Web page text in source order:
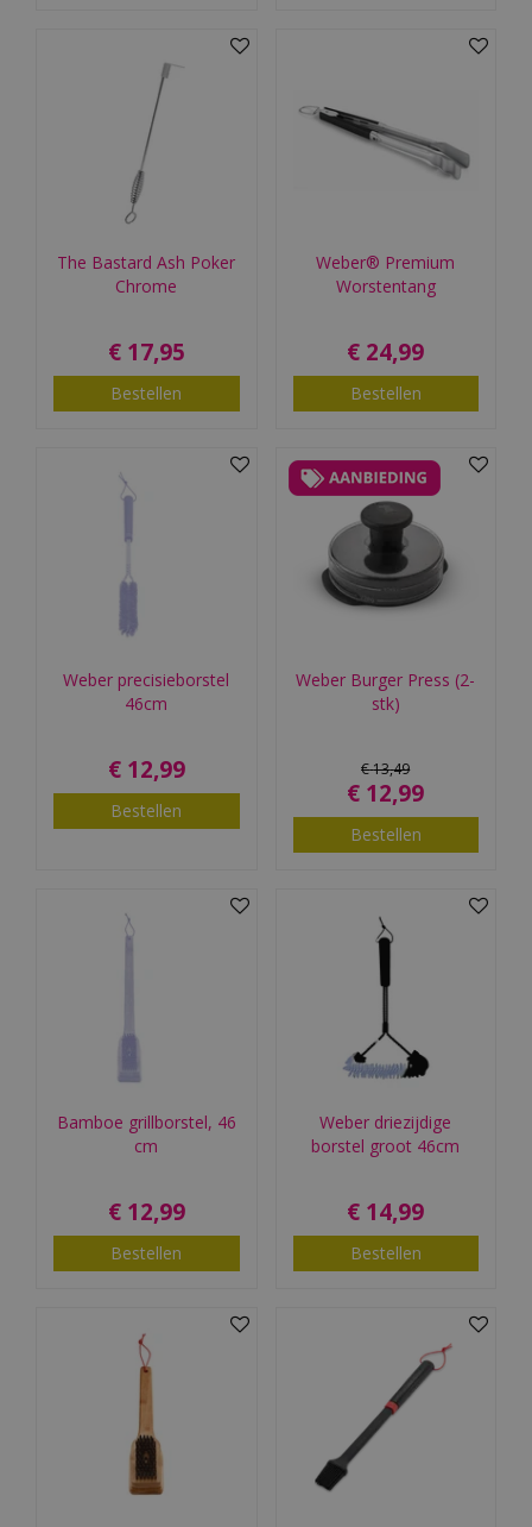
The Bastard Ash Poker
Chrome
€ 17,95
Bestellen
Weber® Premium
Worstentang
€ 24,99
Bestellen
Weber precisieborstel
46cm
€ 12,99
Bestellen
Weber Burger Press (2-
stk)
€13,49
€ 12,99
Bestellen
Bamboe grillborstel, 46
cm
€ 12,99
Bestellen
Weber driezijdige
borstel groot 46cm
€ 14,99
Bestellen